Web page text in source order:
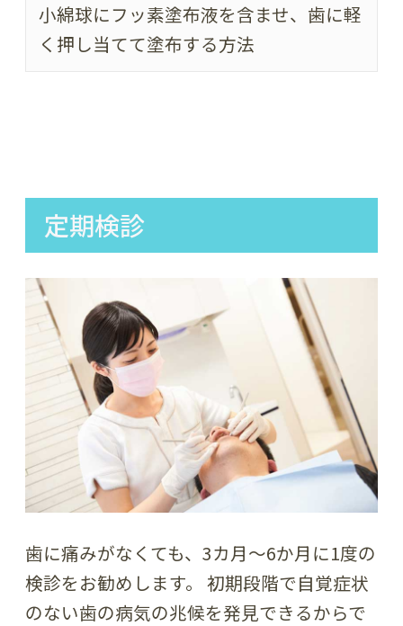
小綿球にフッ素塗布液を含ませ、歯に軽
く押し当てて塗布する方法
定期検診
歯に痛みがなくても、3カ月～6か月に1度の
検診をお勧めします。 初期段階で自覚症状
のない歯の病気の兆候を発見できるからで